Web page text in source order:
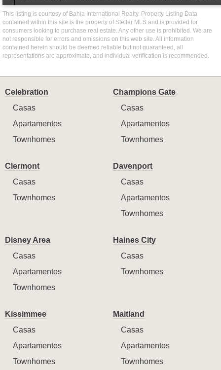
This listing is courtesy of Bahia International Realty. Property Listing Data
contained within this site is the property of Stellar MLS and is provided for
consumers looking to purchase real estate. Any other use is prohibited. We are
not responsible for errors and omissions on this web site. All information
contained herein should be deemed reliable but not guaranteed, all
representations are approximate, and individual verification is recommended.
Celebration
Casas
Apartamentos
Townhomes
Champions Gate
Casas
Apartamentos
Townhomes
Clermont
Casas
Townhomes
Davenport
Casas
Apartamentos
Townhomes
Disney Area
Casas
Apartamentos
Townhomes
Haines City
Casas
Townhomes
Kissimmee
Casas
Apartamentos
Townhomes
Maitland
Casas
Apartamentos
Townhomes